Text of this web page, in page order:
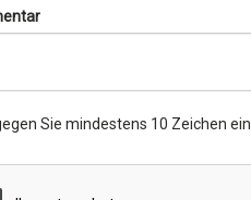
Sie mindestens 10 Zeichen ein.